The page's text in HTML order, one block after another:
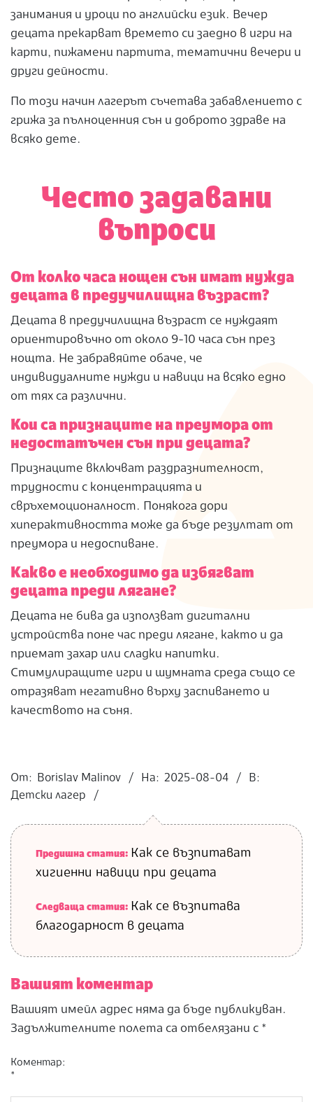
занимания и уроци по английски език. Вечер
децата прекарват времето си заедно в игри на
карти, пижамени партита, тематични вечери и
други дейности.
По този начин лагерът съчетава забавлението с
грижа за пълноценния сън и доброто здраве на
всяко дете.
Често задавани
въпроси
От колко часа нощен сън имат нужда
децата в предучилищна възраст?
Децата в предучилищна възраст се нуждаят
ориентировъчно от около 9-10 часа сън през
нощта. Не забравяйте обаче, че
индивидуалните нужди и навици на всяко едно
от тях са различни.
Кои са признаците на преумора от
недостатъчен сън при децата?
Признаците включват раздразнителност,
трудности с концентрацията и
свръхемоционалност. Понякога дори
хиперактивността може да бъде резултат от
преумора и недоспиване.
Какво е необходимо да избягват
децата преди лягане?
Децата не бива да използват дигитални
устройства поне час преди лягане, както и да
приемат захар или сладки напитки.
Стимулиращите игри и шумната среда също се
отразяват негативно върху заспиването и
качеството на съня.
08-
04
От: Borislav Malinov На: 2025-08-04
В:
Детски лагер
Предишна статия: Как се възпитават
хигиенни навици при децата
Следваща статия: Как се възпитава
благодарност в децата
Вашият коментар
Вашият имейл адрес няма да бъде публикуван.
Задължителните полета са отбелязани с *
Коментар:
*